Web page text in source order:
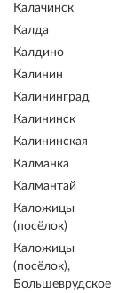
Калачинск
Калда
Калдино
Калинин
Калининград
Калининск
Калининская
Калманка
Калмантай
Каложицы
(посёлок)
Каложицы
(посёлок),
Большеврудское